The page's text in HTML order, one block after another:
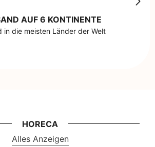
AUF 6 KONTINENTE
in die meisten Länder der Welt
HORECA
Alles Anzeigen